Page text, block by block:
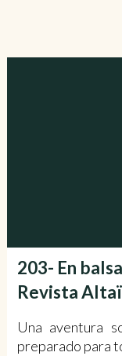
203- En
Revista
Una aventura
preparado para